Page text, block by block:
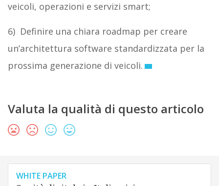
veicoli, operazioni e servizi smart;
6) Definire una chiara roadmap per creare
un’architettura software standardizzata per la
prossima generazione di veicoli.
Valuta la qualità di questo articolo
WHITE PAPER